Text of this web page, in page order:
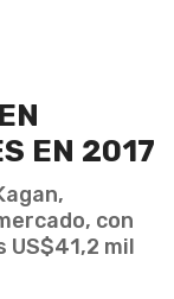
EN 2017
con
US$41,2 mil